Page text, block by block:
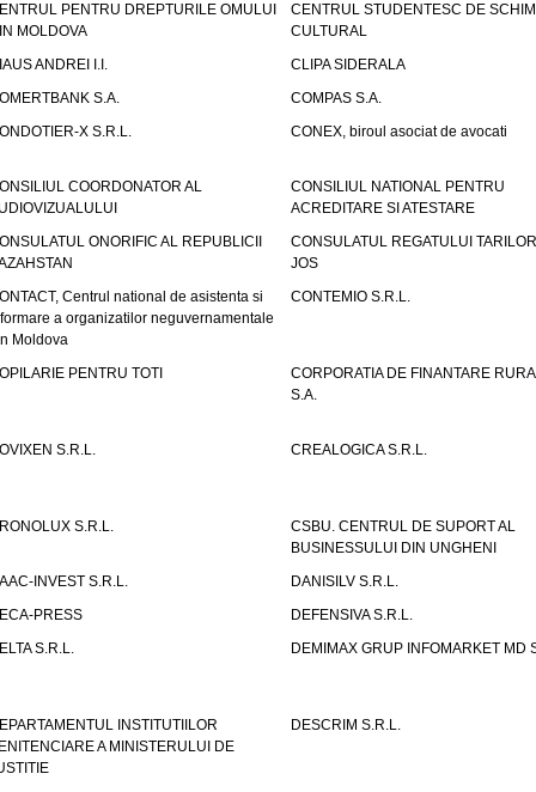
PENTRU DREPTURILE OMULUI
MOLDOVA
CENTRUL STUDENTESC DE
CULTURAL
ANDREI I.I.
CLIPA SIDERALA
S.A.
COMPAS S.A.
X S.R.L.
CONEX, biroul asociat de avocati
COORDONATOR AL
CONSILIUL NATIONAL PENTRU
ACREDITARE SI ATESTARE
ONORIFIC AL REPUBLICII
CONSULATUL REGATULUI
JOS
Centrul national de asistenta si
a organizatilor neguvernamentale
Moldova
CONTEMIO S.R.L.
PENTRU TOTI
CORPORATIA DE FINANTARE
S.A.
S.R.L. CREALOGICA S.R.L.
S.R.L.
CSBU. CENTRUL DE SUPORT AL
BUSINESSULUI DIN UNGHENI
INVEST S.R.L.
DANISILV S.R.L.
PRESS
DEFENSIVA S.R.L.
S.R.L.
DEMIMAX GRUP INFOMARKET MD
INSTITUTIILOR
A MINISTERULUI DE
DESCRIM S.R.L.